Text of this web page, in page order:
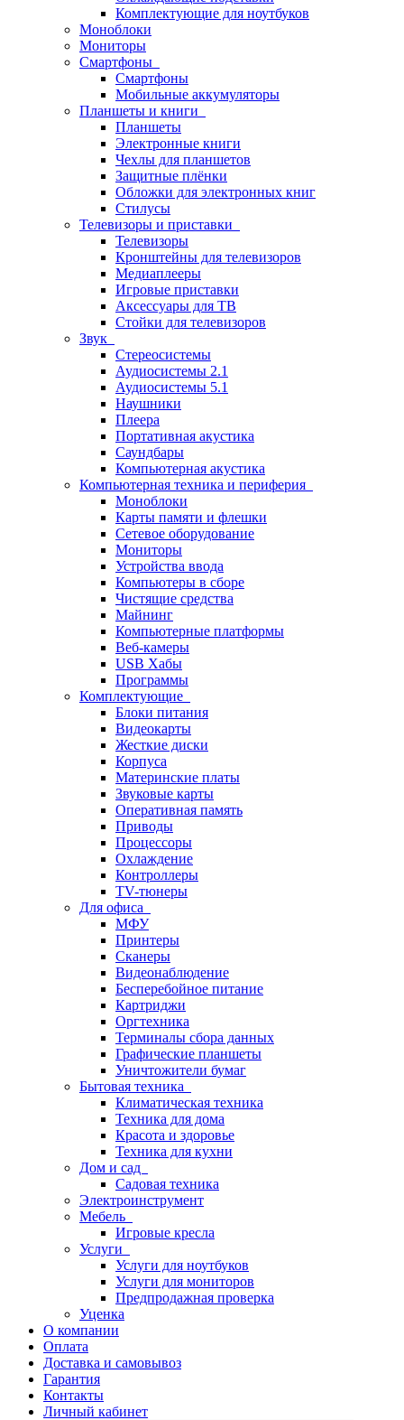
Комплектующие для ноутбуков
Моноблоки
Мониторы
Смартфоны
Смартфоны
Мобильные аккумуляторы
Планшеты и книги
Планшеты
Электронные книги
Чехлы для планшетов
Защитные плёнки
Обложки для электронных книг
Стилусы
Телевизоры и приставки
Телевизоры
Кронштейны для телевизоров
Медиаплееры
Игровые приставки
Аксессуары для ТВ
Стойки для телевизоров
Звук
Стереосистемы
Аудиосистемы 2.1
Аудиосистемы 5.1
Наушники
Плеера
Портативная акустика
Саундбары
Компьютерная акустика
Компьютерная техника и периферия
Моноблоки
Карты памяти и флешки
Сетевое оборудование
Мониторы
Устройства ввода
Компьютеры в сборе
Чистящие средства
Майнинг
Компьютерные платформы
Веб-камеры
USB Хабы
Программы
Комплектующие
Блоки питания
Видеокарты
Жесткие диски
Корпуса
Материнские платы
Звуковые карты
Оперативная память
Приводы
Процессоры
Охлаждение
Контроллеры
TV-тюнеры
Для офиса
МФУ
Принтеры
Сканеры
Видеонаблюдение
Бесперебойное питание
Картриджи
Оргтехника
Терминалы сбора данных
Графические планшеты
Уничтожители бумаг
Бытовая техника
Климатическая техника
Техника для дома
Красота и здоровье
Техника для кухни
Дом и сад
Садовая техника
Электроинструмент
Мебель
Игровые кресла
Услуги
Услуги для ноутбуков
Услуги для мониторов
Предпродажная проверка
Уценка
О компании
Оплата
Доставка и самовывоз
Гарантия
Контакты
Личный кабинет